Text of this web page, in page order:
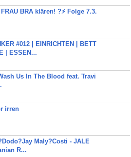
BRA klären! ?⚡️ Folge 7.3.
#012 | EINRICHTEN | BETT
| ESSEN...
Us In The Blood feat. Travi
irren
Maly?Costi - JALE
R...